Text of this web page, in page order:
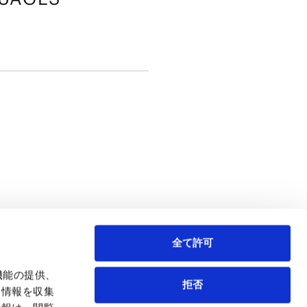
の提供、
報を収集
全て許可
拒否
アセットマネジメント/投資ファンド お問い合わせ